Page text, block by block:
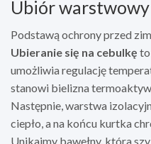
Ubiór
Podstawą ochrony przed
Ubieranie się na cebulkę
umożliwia regulację
stanowi bielizna
Następnie, warstwa
ciepło, a na końcu kurtka
Unikajmy bawełny, która